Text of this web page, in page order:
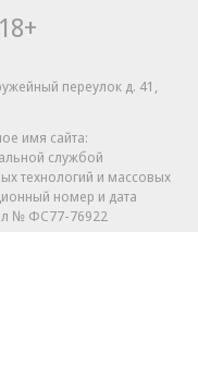
18+
переулок д. 41,
имя сайта:
службой
технологий и массовых
номер и дата
№ ФС77-76922